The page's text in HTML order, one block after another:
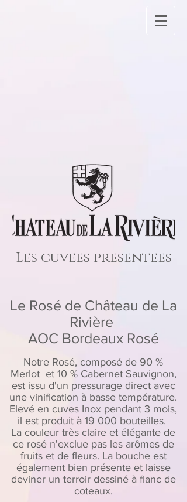
Les cuvees presentees
Le Rosé de Château de La
Rivière
AOC Bordeaux Rosé
Notre Rosé, composé de 90 %
Merlot et 10 % Cabernet Sauvignon,
est issu d'un pressurage direct avec
une vinification à basse température.
Elevé en cuves Inox pendant 3 mois,
il est produit à 19 000 bouteilles.
La couleur très claire et élégante de
ce rosé n'exclue pas les arômes de
fruits et de fleurs. La bouche est
également bien présente et laisse
deviner un terroir dessiné à flanc de
coteaux.